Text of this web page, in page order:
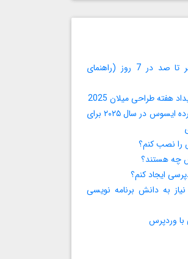
آموزش وردپرس از صفر تا صد در 7 روز (راهنمای
هفته طراحی میلان 2025
بهترین مادربردهای میان‌رده ایسوس در سال ۲۰۲۵ برای
را نصب کنم؟
چه هستند؟
ایجاد کنم؟
نیاز به دانش برنامه‌ نویسی
وردپرس